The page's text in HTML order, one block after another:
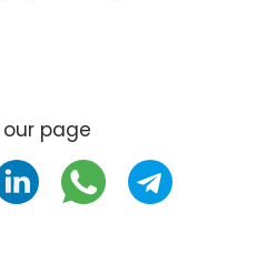
our page